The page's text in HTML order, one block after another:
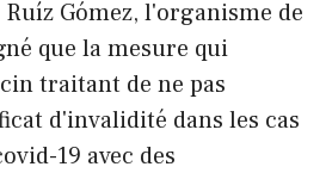
Gómez, l'organisme de
que la mesure qui
traitant de ne pas
d'invalidité dans les cas
19 avec des